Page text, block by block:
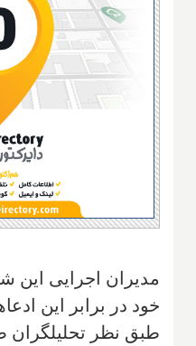
مدیران اجرایی این
خود در برابر این
طبق نظر